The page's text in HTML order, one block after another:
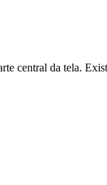
central da tela.